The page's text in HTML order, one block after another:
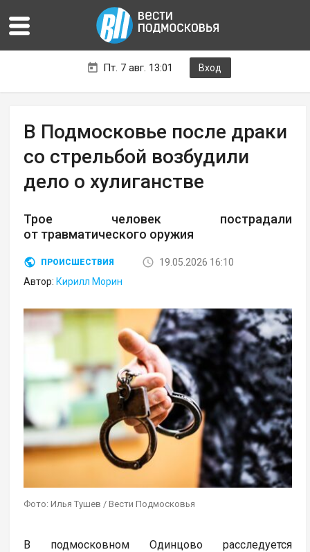
Пт. 7 авг. 13:01 Вход
В Подмосковье после драки
со стрельбой возбудили
дело о хулиганстве
Трое человек пострадали
от травматического оружия
ПРОИСШЕСТВИЯ
19.05.2026 16:10
Автор: Кирилл Морин
Фото: Илья Тушев / Вести Подмосковья
В подмосковном Одинцово расследуется